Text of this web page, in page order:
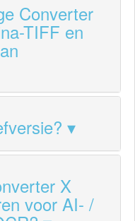
Converter
TIFF en
X
voor AI- /